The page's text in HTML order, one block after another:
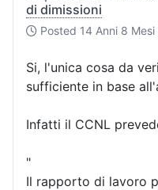
di dimissioni
Posted 14 Anni 8 Mesi
Si, l'unica cosa da
sufficiente in base
Infatti il CCNL
"
Il rapporto di lavoro